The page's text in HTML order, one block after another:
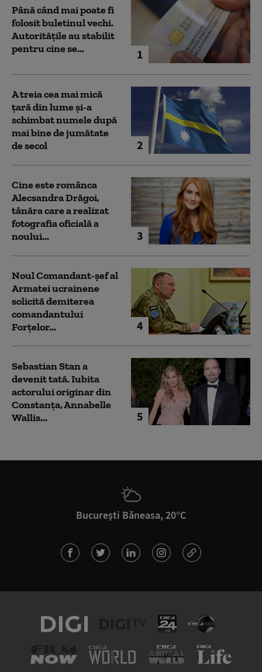
1
Până când mai poate fi
folosit buletinul vechi.
Autoritățile au stabilit
pentru cine se...
2
A treia cea mai mică
țară din lume și-a
schimbat numele după
mai bine de jumătate
de secol
3
Cine este românca
Alecsandra Drăgoi,
tânăra care a realizat
fotografia oficială a
noului...
4
Noul Comandant-șef al
Armatei ucrainene
solicită demiterea
comandantului
Forțelor...
5
Sebastian Stan a
devenit tată. Iubita
actorului originar din
Constanța, Annabelle
Wallis...
București Băneasa, 20°C